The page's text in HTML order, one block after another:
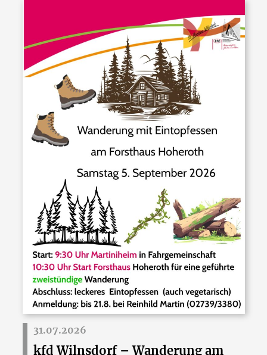
31.07.2026
kfd Wilnsdorf – Wanderung am